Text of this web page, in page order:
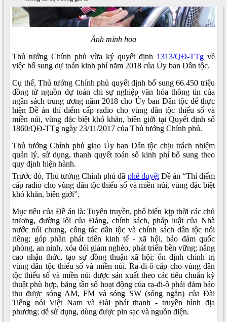
Ảnh minh họa
Thủ tướng Chính phủ vừa ký quyết định 1313/QĐ-TTg về
việc bổ sung dự toán kinh phí năm 2018 của Ủy ban Dân tộc.
Cụ thể, Thủ tướng Chính phủ quyết định bổ sung 66.450 triệu
đồng từ nguồn dự toán chi sự nghiệp văn hóa thông tin của
ngân sách trung ương năm 2018 cho Ủy ban Dân tộc để thực
hiện Đề án thí điểm cấp radio cho vùng dân tộc thiểu số và
miền núi, vùng đặc biệt khó khăn, biên giới tại Quyết định số
1860/QĐ-TTg ngày 23/11/2017 của Thủ tướng Chính phủ.
Thủ tướng Chính phủ giao Ủy ban Dân tộc chịu trách nhiệm
quản lý, sử dụng, thanh quyết toán số kinh phí bổ sung theo
quy định hiện hành.
Trước đó, Thủ tướng Chính phủ đã phê duyệtĐề án “Thí điểm
cấp radio cho vùng dân tộc thiểu số và miền núi, vùng đặc biệt
khó khăn, biên giới”.
Mục tiêu của Đề án là: Tuyên truyền, phổ biến kịp thời các chủ
trương, đường lối của Đảng, chính sách, pháp luật của Nhà
nước nói chung, công tác dân tộc và chính sách dân tộc nói
riêng; góp phần phát triển kinh tế - xã hội, bảo đảm quốc
phòng, an ninh, xóa đói giảm nghèo, phát triển bền vững; nâng
cao nhận thức, tạo sự đồng thuận xã hội; ổn định chính trị
vùng dân tộc thiểu số và miền núi. Ra-đi-ô cấp cho vùng dân
tộc thiểu số và miền núi được sản xuất theo các tiêu chuẩn kỹ
thuật phù hợp, băng tần số hoạt động của ra-đi-ô phải đảm bảo
thu được sóng AM, FM và sóng SW (sóng ngắn) của Đài
Tiếng nói Việt Nam và Đài phát thanh - truyền hình địa
phương; dễ sử dụng, dùng được pin sạc và nguồn điện.